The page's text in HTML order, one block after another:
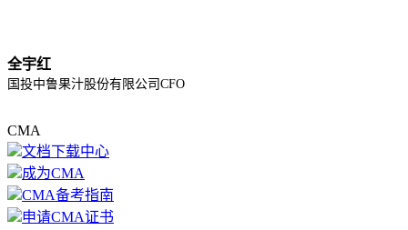
全宇红
国投中鲁果汁股份有限公司CFO
CMA
文档下载中心
成为CMA
CMA备考指南
申请CMA证书